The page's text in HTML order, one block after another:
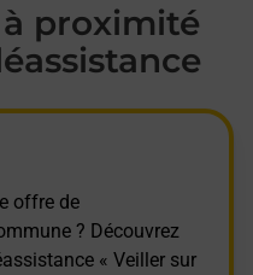
proximité
offre de
? Découvrez
« Veiller sur